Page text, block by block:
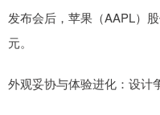
发布会后，苹果（AAPL）
元。
外观妥协与体验进化：设计